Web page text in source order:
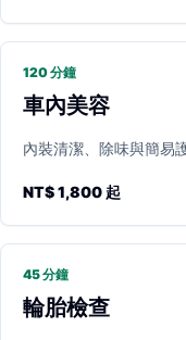
120 分鐘
車內美容
內裝清潔、除味與簡易
NT$ 1,800 起
45 分鐘
輪胎檢查